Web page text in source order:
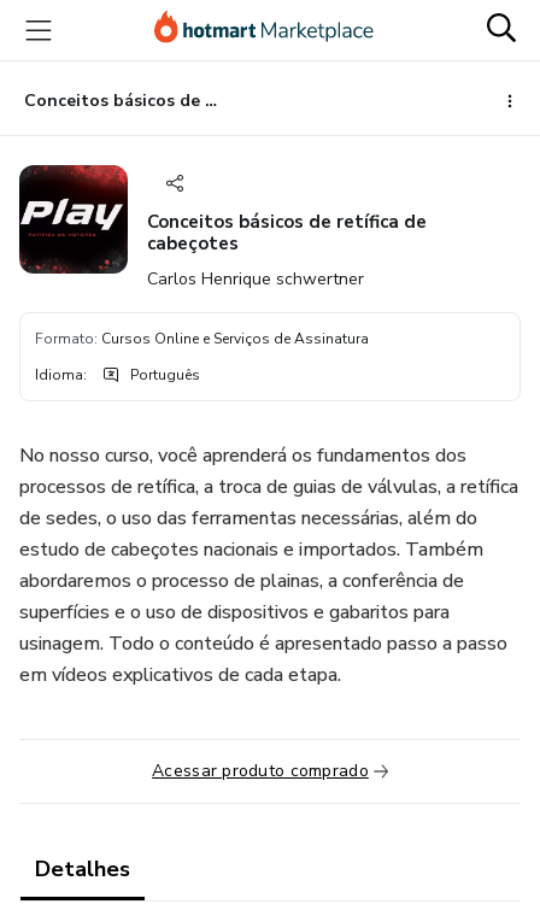
para
conteúdo
principal
para
pagamento
para
rodapé
Conceitos básicos de retífica de cabeçotes
Conceitos básicos de retífica de
cabeçotes
Carlos Henrique schwertner
Formato: Cursos Online e Serviços de Assinatura
Idioma: Português
No nosso curso, você aprenderá os fundamentos dos
processos de retífica, a troca de guias de válvulas, a retífica
de sedes, o uso das ferramentas necessárias, além do
estudo de cabeçotes nacionais e importados. Também
abordaremos o processo de plainas, a conferência de
superfícies e o uso de dispositivos e gabaritos para
usinagem. Todo o conteúdo é apresentado passo a passo
em vídeos explicativos de cada etapa.
Acessar produto comprado
Detalhes